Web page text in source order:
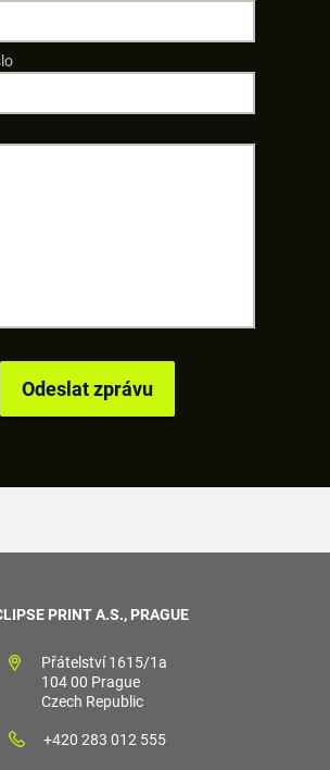
PRINT A.S., PRAGUE
Přátelství 1615/1a
104 00 Prague
Czech Republic
+420 283 012 555